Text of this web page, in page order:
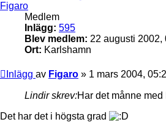
Figaro
Medlem
Inlägg: 595
Blev medlem: 22 augusti 2002,
Ort: Karlshamn
Inlägg av Figaro » 1 mars 2004,
Lindir skrev:Har det månne
Det har det i högsta grad